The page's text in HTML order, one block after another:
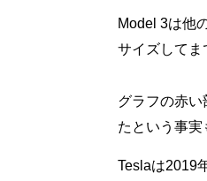
Model 3は他
サイズしてま
グラフの赤い
たという事実
Teslaは2019